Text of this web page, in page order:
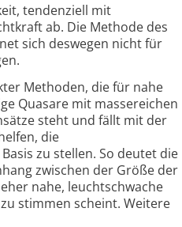
tendenziell mit
ab. Die Methode des
sich deswegen nicht für
Methoden, die für nahe
Quasare mit massereichen
steht und fällt mit der
die
zu stellen. So deutet die
zwischen der Größe der
nahe, leuchtschwache
stimmen scheint. Weitere